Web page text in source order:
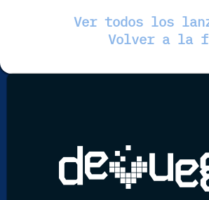
Ver todos los
Volver a la